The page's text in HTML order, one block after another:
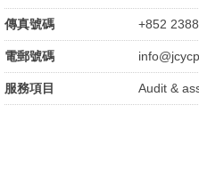
傳真號碼 +852
電郵號碼
服務項目 Audit &